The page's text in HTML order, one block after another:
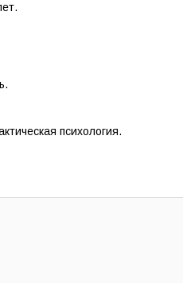
психология.